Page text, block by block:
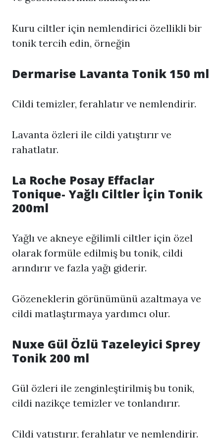
Kuru ciltler için nemlendirici özellikli bir
tonik tercih edin, örneğin
Dermarise Lavanta Tonik 150 ml
Cildi temizler, ferahlatır ve nemlendirir.
Lavanta özleri ile cildi yatıştırır ve
rahatlatır.
La Roche Posay Effaclar
Tonique- Yağlı Ciltler İçin Tonik
200ml
Yağlı ve akneye eğilimli ciltler için özel
olarak formüle edilmiş bu tonik, cildi
arındırır ve fazla yağı giderir.
Gözeneklerin görünümünü azaltmaya ve
cildi matlaştırmaya yardımcı olur.
Nuxe Gül Özlü Tazeleyici Sprey
Tonik 200 ml
Gül özleri ile zenginleştirilmiş bu tonik,
cildi nazikçe temizler ve tonlandırır.
Cildi yatıştırır, ferahlatır ve nemlendirir.